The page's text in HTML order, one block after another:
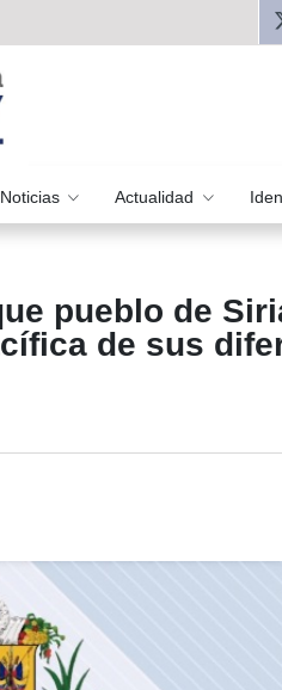
Noticias Actualidad
pueblo de
de sus